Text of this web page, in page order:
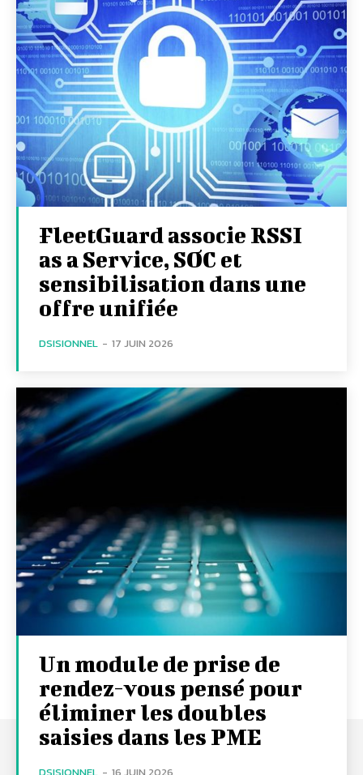
FleetGuard associe RSSI
as a Service, SOC et
sensibilisation dans une
offre unifiée
DSISIONNEL - 17 JUIN 2026
Un module de prise de
rendez-vous pensé pour
éliminer les doubles
saisies dans les PME